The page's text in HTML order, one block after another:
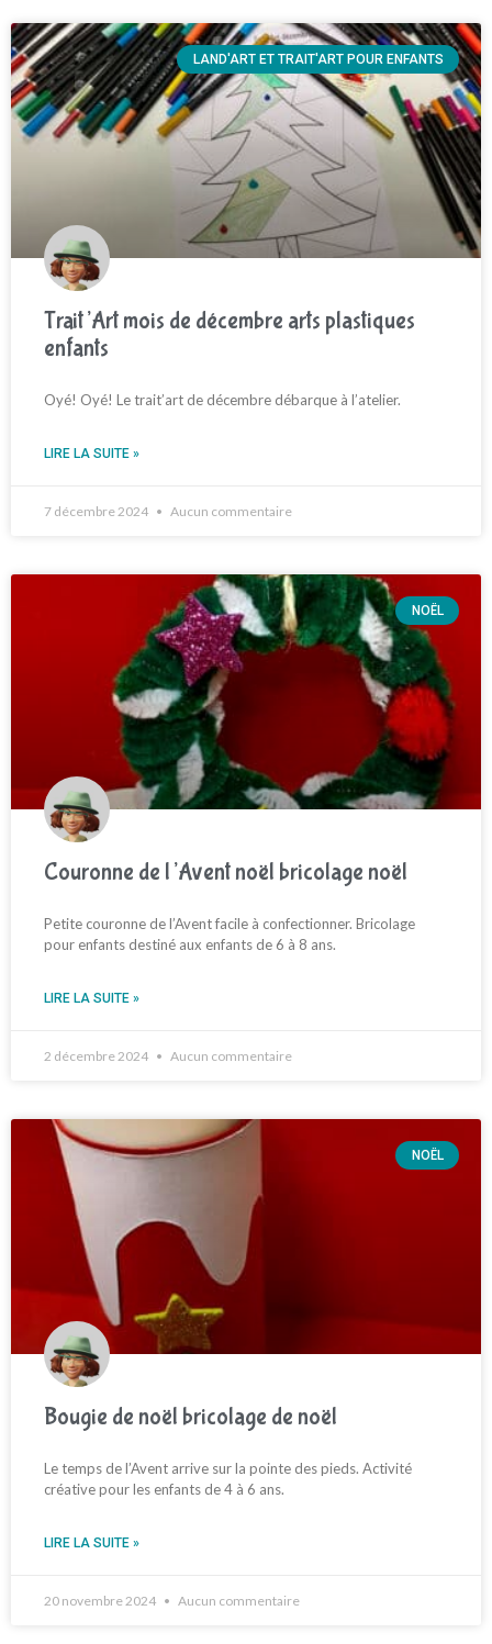
LAND'ART ET TRAIT'ART POUR ENFANTS
Trait’Art mois de décembre arts plastiques
enfants
Oyé! Oyé! Le trait’art de décembre débarque à l’atelier.
LIRE LA SUITE »
7 décembre 2024 Aucun commentaire
NOËL
Couronne de l’Avent noël bricolage noël
Petite couronne de l’Avent facile à confectionner. Bricolage
pour enfants destiné aux enfants de 6 à 8 ans.
LIRE LA SUITE »
2 décembre 2024 Aucun commentaire
NOËL
Bougie de noël bricolage de noël
Le temps de l’Avent arrive sur la pointe des pieds. Activité
créative pour les enfants de 4 à 6 ans.
LIRE LA SUITE »
20 novembre 2024 Aucun commentaire